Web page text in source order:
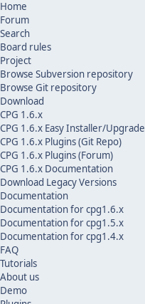
Home
Forum
Search
Board rules
Project
Browse Subversion repository
Browse Git repository
Download
CPG 1.6.x
CPG 1.6.x Easy Installer/Upgrade
CPG 1.6.x Plugins (Git Repo)
CPG 1.6.x Plugins (Forum)
CPG 1.6.x Documentation
Download Legacy Versions
Documentation
Documentation for cpg1.6.x
Documentation for cpg1.5.x
Documentation for cpg1.4.x
FAQ
Tutorials
About us
Demo